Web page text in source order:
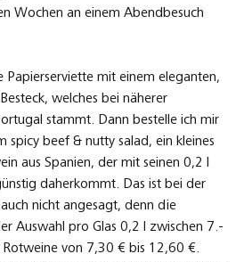
Wochen an einem Abendbesuch
Papierserviette mit einem eleganten,
welches bei näherer
stammt. Dann bestelle ich mir
spicy beef & nutty salad, ein kleines
aus Spanien, der mit seinen 0,2 l
daherkommt. Das ist bei der
nicht angesagt, denn die
Auswahl pro Glas 0,2 l zwischen 7.-
von 7,30 € bis 12,60 €.